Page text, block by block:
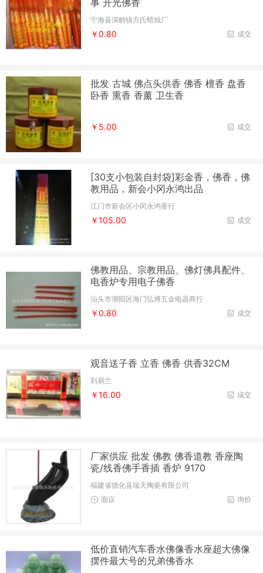
宁海县深甽镇方氏蜡烛厂
成交
￥0.80
批发 古城 佛点头供香 佛香 檀香 盘香
卧香 熏香 香薰 卫生香
成交
￥5.00
[30支小包装自封袋]彩金香，佛香，佛
教用品，新会小冈永鸿出品
江门市新会区小冈永鸿香行
成交
￥105.00
佛教用品、宗教用品、佛灯佛具配件、
电香炉专用电子佛香
汕头市潮阳区海门弘博五金电器商行
成交
￥0.80
观音送子香 立香 佛香 供香32CM
刘易兰
成交
￥16.00
厂家供应 批发 佛教 佛香道教 香座陶
瓷/线香佛手香插 香炉 9170
福建省德化县瑞天陶瓷有限公司
询价
面议
低价直销汽车香水佛像香水座超大佛像
摆件最大号的兄弟佛香水